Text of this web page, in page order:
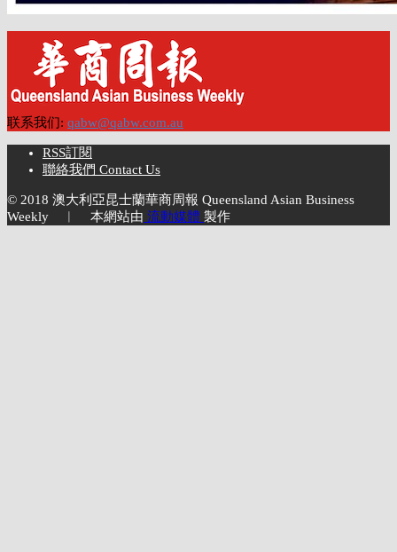
联系我们: qabw@qabw.com.au
RSS訂閱
聯絡我們 Contact Us
© 2018 澳大利亞昆士蘭華商周報 Queensland Asian Business
Weekly ︱ 本網站由 流動媒體 製作